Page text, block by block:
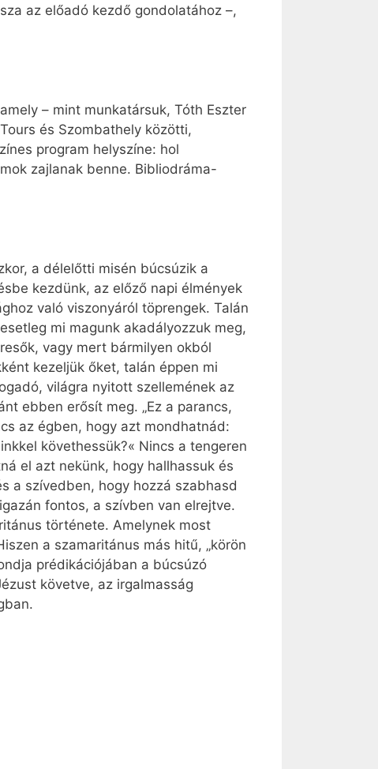
az előadó kezdő gondolatához –,
– mint munkatársuk, Tóth Eszter
és Szombathely közötti,
program helyszíne: hol
zajlanak benne. Bibliodráma-
a délelőtti misén búcsúzik a
kezdünk, az előző napi élmények
való viszonyáról töprengek. Talán
mi magunk akadályozzuk meg,
vagy mert bármilyen okból
kezeljük őket, talán éppen mi
világra nyitott szellemének az
ebben erősít meg. „Ez a parancs,
az égben, hogy azt mondhatnád:
követhessük?« Nincs a tengeren
el azt nekünk, hogy hallhassuk és
a szívedben, hogy hozzá szabhasd
fontos, a szívben van elrejtve.
története. Amelynek most
a szamaritánus más hitű, „körön
prédikációjában a búcsúzó
követve, az irgalmasság